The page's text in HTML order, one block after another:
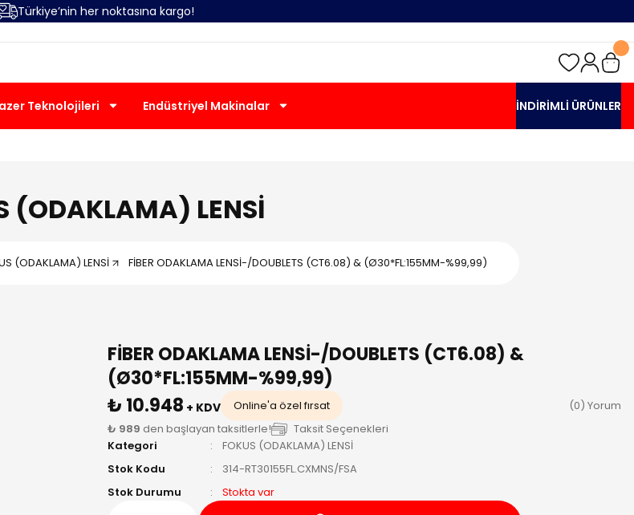
Türkiye’nin her noktasına kargo!
Teknolojileri Endüstriyel Makinalar İNDİRİMLİ ÜRÜNLER
(ODAKLAMA) LENSİ
(ODAKLAMA) LENSİ FİBER ODAKLAMA LENSİ-/DOUBLETS (CT6.08) & (Ø30*FL:155MM-%99,99)
FİBER ODAKLAMA LENSİ-/DOUBLETS (CT6.08) &
(Ø30*FL:155MM-%99,99)
₺ 10.948 + KDV Online'a özel fırsat
(0) Yorum
₺ 989 den başlayan taksitlerle!
Taksit Seçenekleri
Kategori
FOKUS (ODAKLAMA) LENSİ
Stok Kodu
314-RT30155FL.CXMNS/FSA
Stok Durumu
Stokta var